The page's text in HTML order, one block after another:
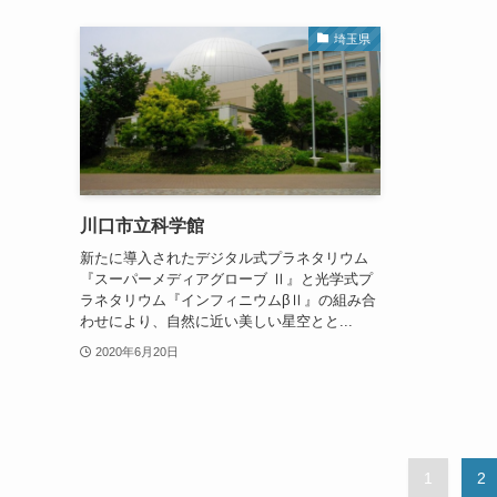
埼玉県
川口市立科学館
新たに導入されたデジタル式プラネタリウム
『スーパーメディアグローブ Ⅱ』と光学式プ
ラネタリウム『インフィニウムβⅡ』の組み合
わせにより、自然に近い美しい星空とと...
2020年6月20日
1 2